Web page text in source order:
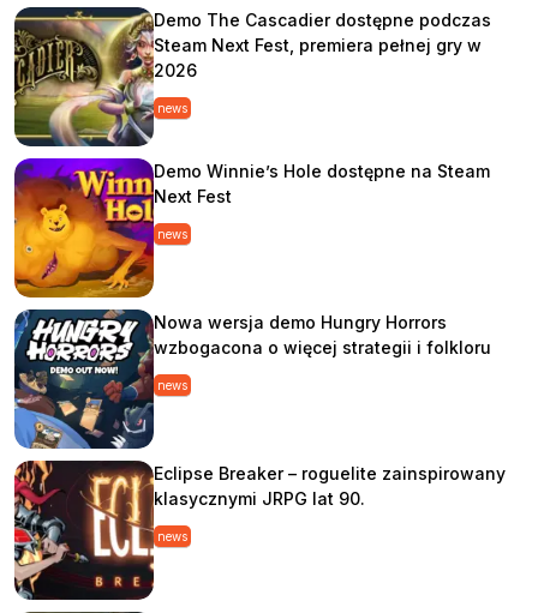
Demo The Cascadier dostępne podczas
Steam Next Fest, premiera pełnej gry w
2026
news
Demo Winnie’s Hole dostępne na Steam
Next Fest
news
Nowa wersja demo Hungry Horrors
wzbogacona o więcej strategii i folkloru
news
Eclipse Breaker – roguelite zainspirowany
klasycznymi JRPG lat 90.
news